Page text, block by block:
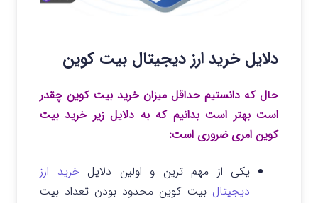
دلایل خرید ارز دیجیتال بیت کوین
حال که دانستیم حداقل میزان خرید بیت کوین چقدر
است بهتر است بدانیم که به دلایل زیر خرید بیت
کوین امری ضروری است:
یکی از مهم ترین و اولین دلایلخرید ارز
دیجیتال بیت کوین محدود بودن تعداد بیت